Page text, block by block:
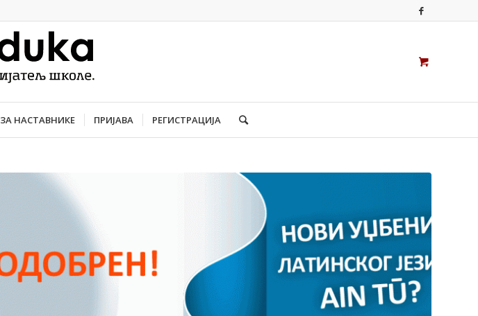
ЗА НАСТАВНИКЕ ПРИЈАВА РЕГИСТРАЦИЈА